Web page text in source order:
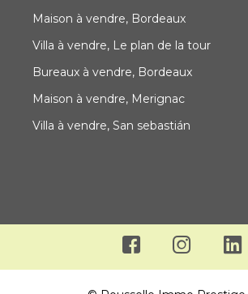
Maison à vendre, Bordeaux
Villa à vendre, Le plan de la tour
Bureaux à vendre, Bordeaux
Maison à vendre, Merignac
Villa à vendre, San sebastián